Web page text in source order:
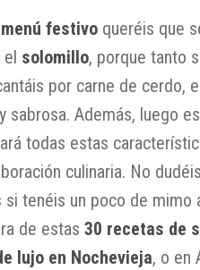
menú festivo queréis que
el solomillo, porque tanto
por carne de cerdo,
sabrosa. Además, luego
todas estas
culinaria. No
tenéis un poco de mimo
de estas30 recetas de
lujo en Nochevieja, o en